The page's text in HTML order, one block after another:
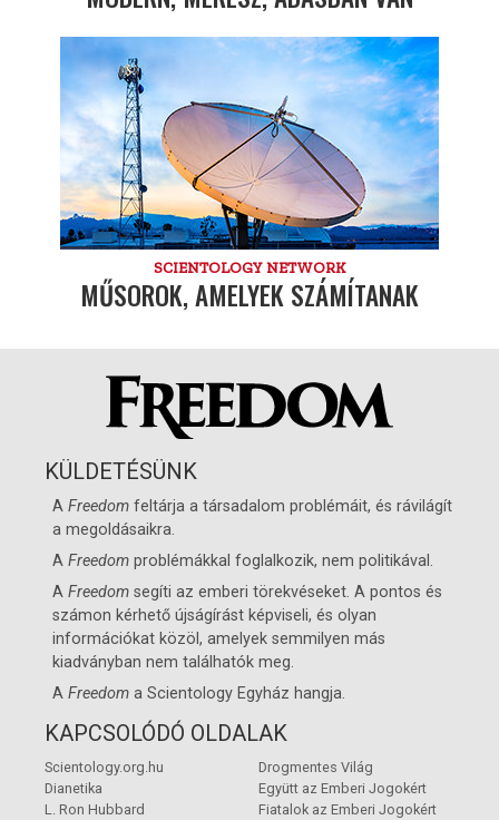
SCIENTOLOGY NETWORK
MŰSOROK, AMELYEK SZÁMÍTANAK
KÜLDETÉSÜNK
AFreedom feltárja a társadalom problémáit, és rávilágít
a megoldásaikra.
AFreedom problémákkal foglalkozik, nem politikával.
AFreedom segíti az emberi törekvéseket. A pontos és
számon kérhető újságírást képviseli, és olyan
információkat közöl, amelyek semmilyen más
kiadványban nem találhatók meg.
AFreedom aScientology Egyház hangja.
KAPCSOLÓDÓ OLDALAK
Scientology.org.hu
Dianetika
L. Ron Hubbard
Drogmentes Világ
Együtt az Emberi Jogokért
Fiatalok az Emberi Jogokért